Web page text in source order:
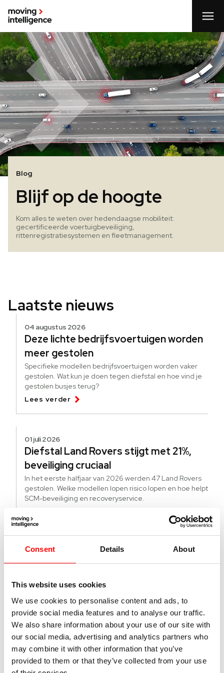
Consent Details About
This website uses cookies
We use cookies to personalise content and ads, to
provide social media features and to analyse our traffic.
We also share information about your use of our site with
our social media, advertising and analytics partners who
may combine it with other information that you’ve
provided to them or that they’ve collected from your use
Blog
Blijf op de hoogte
Kom alles te weten over hedendaagse mobiliteit:
gecertificeerde voertuigbeveiliging,
rittenregistratiesystemen en fleetmanagement.
Laatste nieuws
04 augustus 2026
Deze lichte bedrijfsvoertuigen worden
meer gestolen
Specifieke modellen bedrijfsvoertuigen worden vaker
gestolen. Wat kun je doen tegen diefstal en hoe vind je
gestolen busjes terug?
Lees verder
01 juli 2026
Diefstal Land Rovers stijgt met 21%,
beveiliging cruciaal
In het eerste halfjaar van 2026 werden 47 Land Rovers
gestolen. Welke modellen lopen risico lopen en hoe helpt
SCM-beveiliging en recoveryservice.
22 juni 2026
Hoe krijgt u actuele kilometerstanden
Direct de actuele kilometerstand van alle voertuigen,
brandstof en EV, in uw wagenpark, dat is het grote
voordeel van fleetmanagement met Echoes.
Lees verder
21 juni 2026